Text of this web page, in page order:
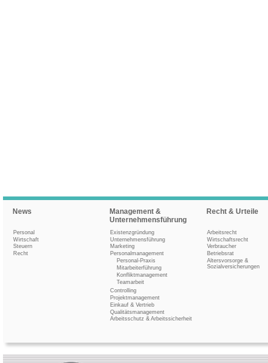
News
Personal
Wirtschaft
Steuern
Recht
Management &
Unternehmensführung
Existenzgründung
Unternehmensführung
Marketing
Personalmanagement
Personal-Praxis
Mitarbeiterführung
Konfliktmanagement
Teamarbeit
Controlling
Projektmanagement
Einkauf & Vertrieb
Qualitätsmanagement
Arbeitsschutz & Arbeitssicherheit
Recht & Urteile
Arbeitsrecht
Wirtschaftsrecht
Verbraucher
Betriebsrat
Altersvorsorge &
Sozialversicherungen